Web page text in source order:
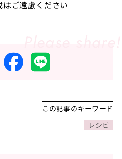
ご遠慮ください
この記事のキーワード
レシピ